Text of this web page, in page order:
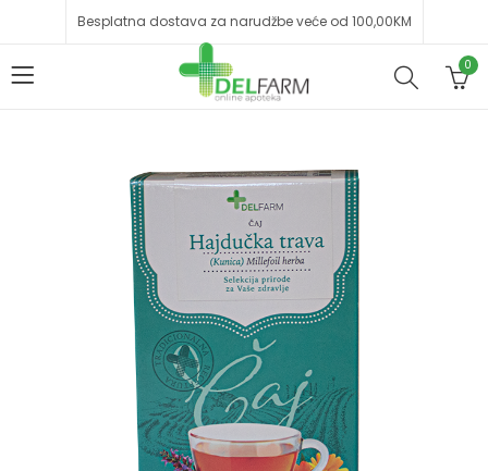
Besplatna dostava za narudžbe veće od 100,00KM
0